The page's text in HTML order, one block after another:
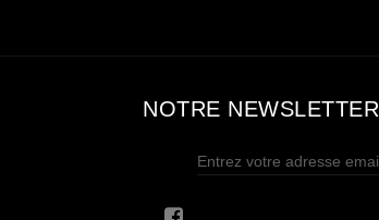
NOTRE NEWSLETTER